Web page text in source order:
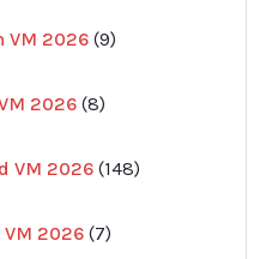
VM 2026 9
produkter
2026 8
produkter
VM 2026 148
produkter
2026 7
produkter